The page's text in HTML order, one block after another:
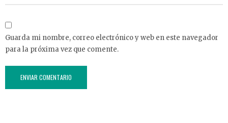
Guarda mi nombre, correo electrónico y web en este navegador
para la próxima vez que comente.